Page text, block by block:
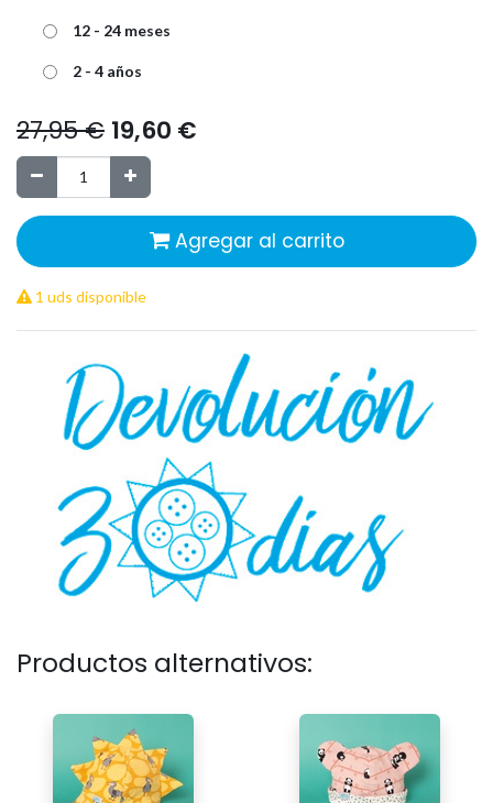
12 - 24 meses
2 - 4 años
27,95€ 19,60 €
Agregar al carrito
1 uds disponible
Productos alternativos: